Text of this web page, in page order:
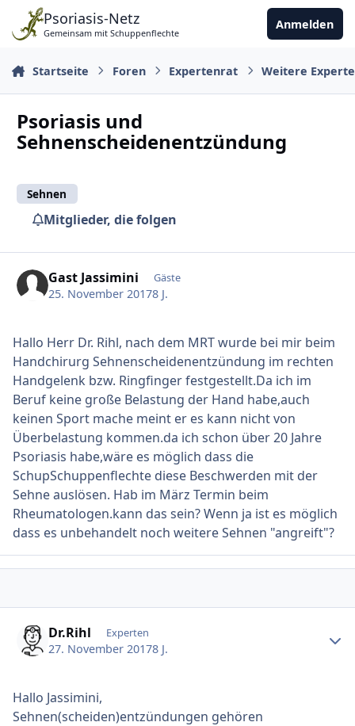
Zu Inhalt springen
Psoriasis-Netz
Gemeinsam mit Schuppenflechte
Anmelden
Startseite Foren Expertenrat Weitere
Psoriasis und
Sehnenscheidenentzündung
Sehnen
Mitglieder, die folgen
Gast Jassimini Gäste
25. November 20178 J.
Hallo Herr Dr. Rihl, nach dem MRT wurde bei mir beim
Handchirurg Sehnenscheidenentzündung im rechten
Handgelenk bzw. Ringfinger festgestellt.Da ich im
Beruf keine große Belastung der Hand habe,auch
keinen Sport mache meint er es kann nicht von
Überbelastung kommen.da ich schon über 20 Jahre
Psoriasis habe,wäre es möglich dass die
SchupSchuppenflechte diese Beschwerden mit der
Sehne auslösen. Hab im März Termin beim
Rheumatologen.kann das sein? Wenn ja ist es möglich
dass es unbehandelt noch weitere Sehnen "angreift"?
Dr.Rihl Experten
27. November 20178 J.
Hallo Jassimini,
Sehnen(scheiden)entzündungen gehören